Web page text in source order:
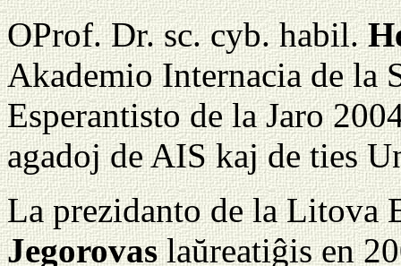
OProf. Dr. sc. cyb. habil.
Akademio Internacia de la
Esperantisto de la Jaro
agadoj de AIS kaj de ties
La prezidanto de la Litova
Jegorovaslaŭreatiĝis en